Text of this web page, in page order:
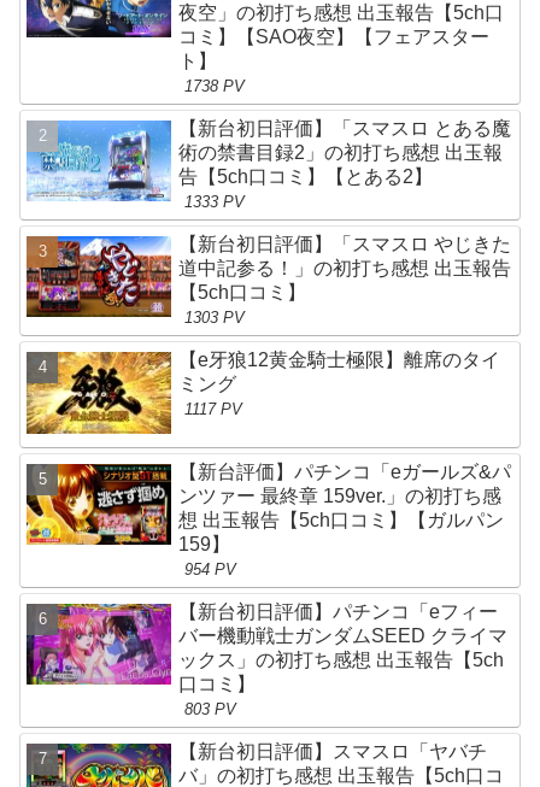
夜空」の初打ち感想 出玉報告【5ch口
コミ】【SAO夜空】【フェアスター
ト】
1738 PV
【新台初日評価】「スマスロ とある魔
術の禁書目録2」の初打ち感想 出玉報
告【5ch口コミ】【とある2】
1333 PV
【新台初日評価】「スマスロ やじきた
道中記参る！」の初打ち感想 出玉報告
【5ch口コミ】
1303 PV
【e牙狼12黄金騎士極限】離席のタイ
ミング
1117 PV
【新台評価】パチンコ「eガールズ&パ
ンツァー 最終章 159ver.」の初打ち感
想 出玉報告【5ch口コミ】【ガルパン
159】
954 PV
【新台初日評価】パチンコ「eフィー
バー機動戦士ガンダムSEED クライマ
ックス」の初打ち感想 出玉報告【5ch
口コミ】
803 PV
【新台初日評価】スマスロ「ヤバチ
バ」の初打ち感想 出玉報告【5ch口コ